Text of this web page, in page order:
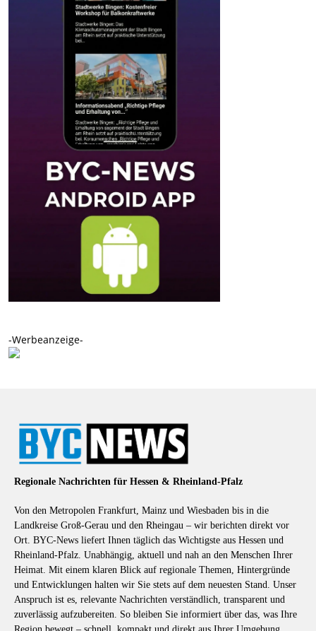
-Werbeanzeige-
Regionale Nachrichten für Hessen & Rheinland-Pfalz
Von den Metropolen Frankfurt, Mainz und Wiesbaden bis in die
Landkreise Groß-Gerau und den Rheingau – wir berichten direkt vor
Ort. BYC-News liefert Ihnen täglich das Wichtigste aus Hessen und
Rheinland-Pfalz. Unabhängig, aktuell und nah an den Menschen Ihrer
Heimat. Mit einem klaren Blick auf regionale Themen, Hintergründe
und Entwicklungen halten wir Sie stets auf dem neuesten Stand. Unser
Anspruch ist es, relevante Nachrichten verständlich, transparent und
zuverlässig aufzubereiten. So bleiben Sie informiert über das, was Ihre